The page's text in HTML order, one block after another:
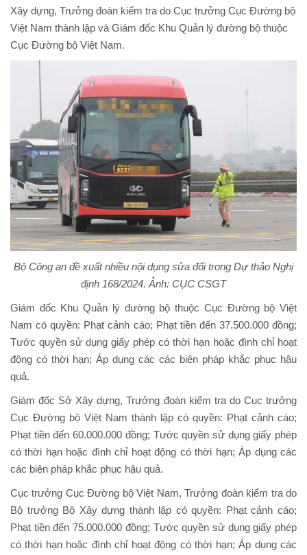
Xây dựng, Trưởng đoàn kiểm tra do Cục trưởng Cục Đường bộ
Việt Nam thành lập và Giám đốc Khu Quản lý đường bộ thuộc
Cục Đường bộ Việt Nam.
Bộ Công an đề xuất nhiều nội dụng sửa đổi trong Dự thảo Nghị
định 168/2024. Ảnh: CỤC CSGT
Giám đốc Khu Quản lý đường bộ thuộc Cục Đường bộ Việt
Nam có quyền: Phạt cảnh cáo; Phạt tiền đến 37.500.000 đồng;
Tước quyền sử dụng giấy phép có thời hạn hoặc đình chỉ hoạt
động có thời hạn; Áp dụng các các biện pháp khắc phục hậu
quả.
Giám đốc Sở Xây dựng, Trưởng đoàn kiểm tra do Cục trưởng
Cục Đường bộ Việt Nam thành lập có quyền: Phạt cảnh cáo;
Phạt tiền đến 60.000.000 đồng; Tước quyền sử dụng giấy phép
có thời hạn hoặc đình chỉ hoạt động có thời hạn; Áp dụng các
các biện pháp khắc phục hậu quả.
Cục trưởng Cục Đường bộ Việt Nam, Trưởng đoàn kiểm tra do
Bộ trưởng Bộ Xây dựng thành lập có quyền: Phạt cảnh cáo;
Phạt tiền đến 75.000.000 đồng; Tước quyền sử dụng giấy phép
có thời hạn hoặc đình chỉ hoạt động có thời hạn; Áp dụng các